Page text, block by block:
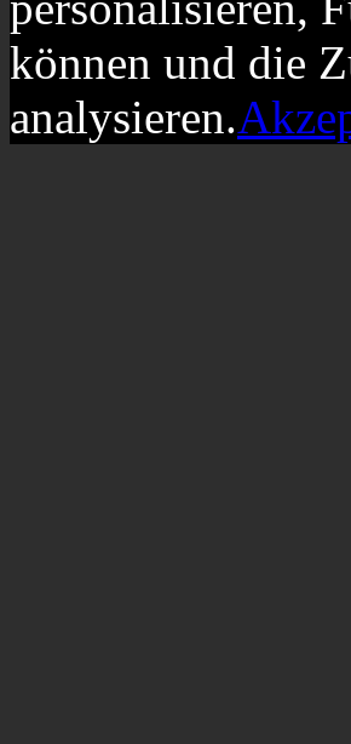
können und die
analysieren.